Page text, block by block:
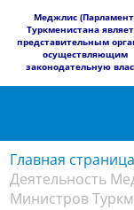
​Меджлис
Туркменистана
представительным
осуществляющим
законодательную
Главная страница
Деятельность
Министров